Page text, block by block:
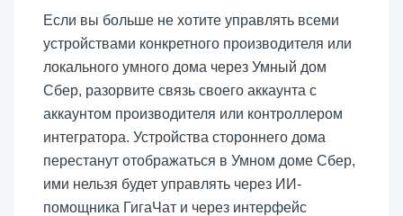
Если вы больше не хотите управлять всеми
устройствами конкретного производителя или
локального умного дома через Умный дом
Сбер, разорвите связь своего аккаунта с
аккаунтом производителя или контроллером
интегратора. Устройства стороннего дома
перестанут отображаться в Умном доме Сбер,
ими нельзя будет управлять через ИИ-
помощника ГигаЧат и через интерфейс